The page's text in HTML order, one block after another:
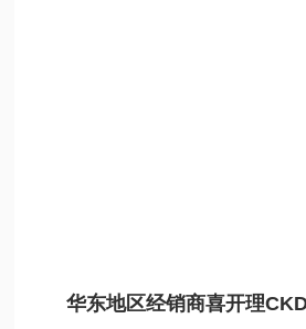
华东地区经销商喜开理